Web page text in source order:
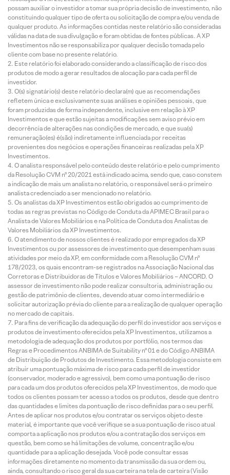
possam auxiliar o investidor a tomar sua própria decisão de investimento, não
constituindo qualquer tipo de oferta ou solicitação de compra e/ou venda de
qualquer produto. As informações contidas neste relatório são consideradas
válidas na data de sua divulgação e foram obtidas de fontes públicas. A XP
Investimentos não se responsabiliza por qualquer decisão tomada pelo
cliente com base no presente relatório.
Este relatório foi elaborado considerando a classificação de risco dos
produtos de modo a gerar resultados de alocação para cada perfil de
investidor.
O(s) signatário(s) deste relatório declara(m) que as recomendações
refletem única e exclusivamente suas análises e opiniões pessoais, que
foram produzidas de forma independente, inclusive em relação à XP
Investimentos e que estão sujeitas a modificações sem aviso prévio em
decorrência de alterações nas condições de mercado, e que sua(s)
remuneração(es) é(são) indiretamente influenciada por receitas
provenientes dos negócios e operações financeiras realizadas pela XP
Investimentos.
O analista responsável pelo conteúdo deste relatório e pelo cumprimento
da Resolução CVM nº 20/2021 está indicado acima, sendo que, caso constem
a indicação de mais um analista no relatório, o responsável será o primeiro
analista credenciado a ser mencionado no relatório.
Os analistas da XP Investimentos estão obrigados ao cumprimento de
todas as regras previstas no Código de Conduta da APIMEC Brasil para o
Analista de Valores Mobiliários e na Política de Conduta dos Analistas de
Valores Mobiliários da XP Investimentos.
O atendimento de nossos clientes é realizado por empregados da XP
Investimentos ou por assessores de investimento que desempenham suas
atividades por meio da XP, em conformidade com a Resolução CVM nº
178/2023, os quais encontram-se registrados na Associação Nacional das
Corretoras e Distribuidoras de Títulos e Valores Mobiliários – ANCORD. O
assessor de investimento não pode realizar consultoria, administração ou
gestão de patrimônio de clientes, devendo atuar como intermediário e
solicitar autorização prévia do cliente para a realização de qualquer operação
no mercado de capitais.
Para fins de verificação da adequação do perfil do investidor aos serviços e
produtos de investimento oferecidos pela XP Investimentos, utilizamos a
metodologia de adequação dos produtos por portfólio, nos termos das
Regras e Procedimentos ANBIMA de Suitability nº 01 e do Código ANBIMA
de Distribuição de Produtos de Investimento. Essa metodologia consiste em
atribuir uma pontuação máxima de risco para cada perfil de investidor
(conservador, moderado e agressivo), bem como uma pontuação de risco
para cada um dos produtos oferecidos pela XP Investimentos, de modo que
todos os clientes possam ter acesso a todos os produtos, desde que dentro
das quantidades e limites da pontuação de risco definidas para o seu perfil.
Antes de aplicar nos produtos e/ou contratar os serviços objeto deste
material, é importante que você verifique se a sua pontuação de risco atual
comporta a aplicação nos produtos e/ou a contratação dos serviços em
questão, bem como se há limitações de volume, concentração e/ou
quantidade para a aplicação desejada. Você pode consultar essas
informações diretamente no momento da transmissão da sua ordem ou,
ainda, consultando o risco geral da sua carteira na tela de carteira (Visão